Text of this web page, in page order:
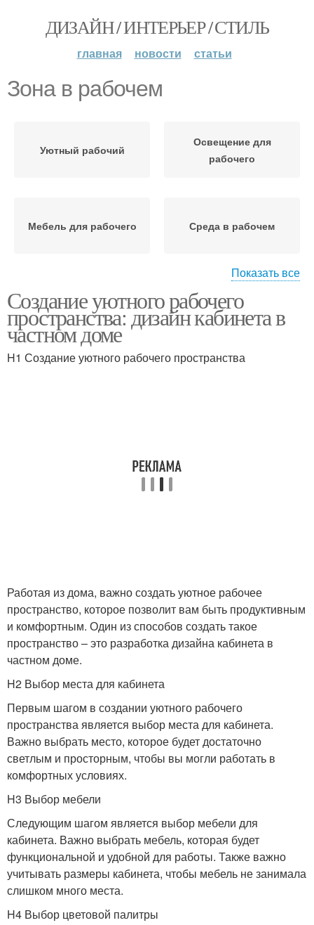
ДИЗАЙН / ИНТЕРЬЕР / СТИЛЬ
главная новости статьи
Зона в рабочем
Уютный рабочий
Освещение для
рабочего
Мебель для рабочего Среда в рабочем
Рабочая зона Рабочий зона
Показать все
Создание уютного рабочего
пространства: дизайн кабинета в
частном доме
H1 Создание уютного рабочего пространства
Работая из дома, важно создать уютное рабочее
пространство, которое позволит вам быть продуктивным
и комфортным. Один из способов создать такое
пространство – это разработка дизайна кабинета в
частном доме.
H2 Выбор места для кабинета
Первым шагом в создании уютного рабочего
пространства является выбор места для кабинета.
Важно выбрать место, которое будет достаточно
светлым и просторным, чтобы вы могли работать в
комфортных условиях.
H3 Выбор мебели
Следующим шагом является выбор мебели для
кабинета. Важно выбрать мебель, которая будет
функциональной и удобной для работы. Также важно
учитывать размеры кабинета, чтобы мебель не занимала
слишком много места.
H4 Выбор цветовой палитры